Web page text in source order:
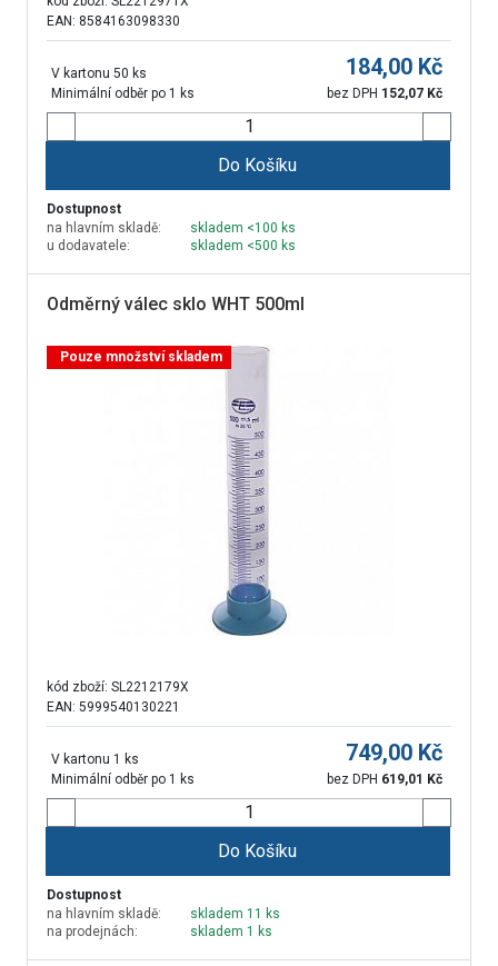
EAN: 8584163098330
V kartonu 50 ks
Minimální odběr po 1 ks
184,00 Kč
bez DPH 152,07 Kč
Do Košíku
Dostupnost
na hlavním skladě:
skladem <100 ks
u dodavatele:
skladem <500 ks
Odměrný válec sklo WHT 500ml
Pouze množství skladem
kód zboží: SL2212179X
EAN: 5999540130221
V kartonu 1 ks
Minimální odběr po 1 ks
749,00 Kč
bez DPH 619,01 Kč
Do Košíku
Dostupnost
na hlavním skladě:
skladem 11 ks
na prodejnách:
skladem 1 ks